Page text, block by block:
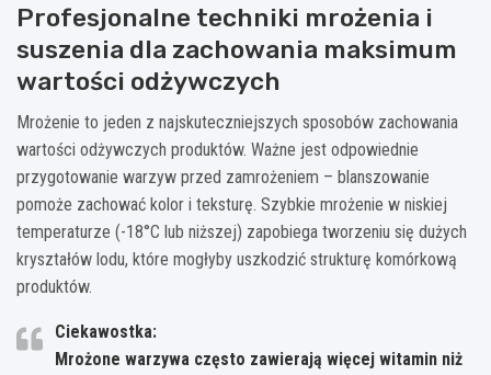
Profesjonalne techniki mrożenia i
suszenia dla zachowania maksimum
wartości odżywczych
Mrożenie to jeden z najskuteczniejszych sposobów zachowania
wartości odżywczych produktów. Ważne jest odpowiednie
przygotowanie warzyw przed zamrożeniem – blanszowanie
pomoże zachować kolor i teksturę. Szybkie mrożenie w niskiej
temperaturze (-18°C lub niższej) zapobiega tworzeniu się dużych
kryształów lodu, które mogłyby uszkodzić strukturę komórkową
produktów.
Ciekawostka:
Mrożone warzywa często zawierają więcej witamin niż